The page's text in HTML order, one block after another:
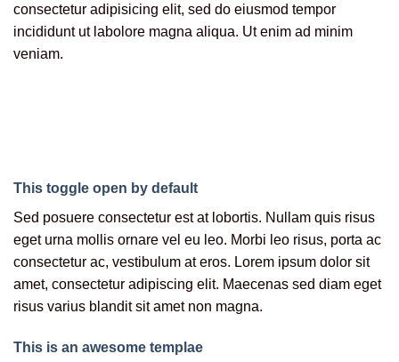
consectetur adipisicing elit, sed do eiusmod tempor
incididunt ut labolore magna aliqua. Ut enim ad minim
veniam.
This toggle open by default
Sed posuere consectetur est at lobortis. Nullam quis risus
eget urna mollis ornare vel eu leo. Morbi leo risus, porta ac
consectetur ac, vestibulum at eros. Lorem ipsum dolor sit
amet, consectetur adipiscing elit. Maecenas sed diam eget
risus varius blandit sit amet non magna.
This is an awesome templae